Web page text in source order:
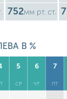
752мм рт. ст.
В %
5
СР
6
ЧТ
7
ПТ